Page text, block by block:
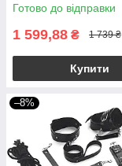
Готово до відправки
1 599,88 ₴ 1 739 ₴
Купити
–8%